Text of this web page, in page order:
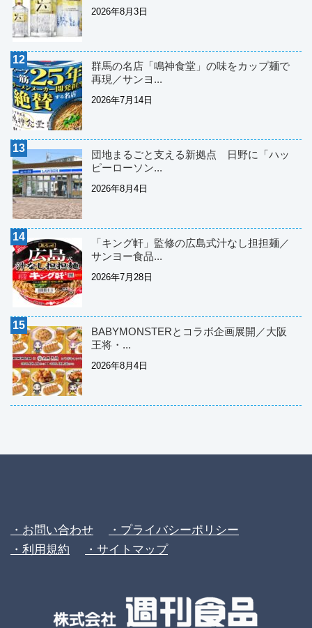
2026年8月3日
群馬の名店「鳴神食堂」の味をカップ麺で
再現／サンヨ...
2026年7月14日
団地まるごと支える新拠点 日野に「ハッ
ピーローソン...
2026年8月4日
「キング軒」監修の広島式汁なし担担麺／
サンヨー食品...
2026年7月28日
BABYMONSTERとコラボ企画展開／大阪
王将・...
2026年8月4日
・お問い合わせ
・プライバシーポリシー
・利用規約
・サイトマップ